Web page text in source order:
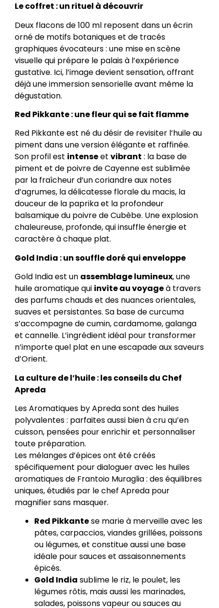
Le coffret : un rituel à découvrir
Deux flacons de 100 ml reposent dans un écrin
orné de motifs botaniques et de tracés
graphiques évocateurs : une mise en scène
visuelle qui prépare le palais à l’expérience
gustative. Ici, l’image devient sensation, offrant
déjà une immersion sensorielle avant même la
dégustation.
Red Pikkante : une fleur qui se fait flamme
Red Pikkante est né du désir de revisiter l’huile au
piment dans une version élégante et raffinée.
Son profil est intenseet vibrant : la base de
piment et de poivre de Cayenne est sublimée
par la fraîcheur d’un coriandre aux notes
d’agrumes, la délicatesse florale du macis, la
douceur de la paprika et la profondeur
balsamique du poivre de Cubèbe. Une explosion
chaleureuse, profonde, qui insuffle énergie et
caractère à chaque plat.
Gold India : un souffle doré qui enveloppe
Gold India est un assemblage lumineux, une
huile aromatique qui invite au voyageà travers
des parfums chauds et des nuances orientales,
suaves et persistantes. Sa base de curcuma
s’accompagne de cumin, cardamome, galanga
et cannelle. L’ingrédient idéal pour transformer
n’importe quel plat en une escapade aux saveurs
d’Orient.
La culture de l’huile : les conseils du Chef
Apreda
Les Aromatiques by Apreda sont des huiles
polyvalentes : parfaites aussi bien à cru qu’en
cuisson, pensées pour enrichir et personnaliser
toute préparation.
Les mélanges d’épices ont été créés
spécifiquement pour dialoguer avec les huiles
aromatiques de Frantoio Muraglia : des équilibres
uniques, étudiés par le chef Apreda pour
magnifier sans masquer.
Red Pikkantese marie à merveille avec les
pâtes, carpaccios, viandes grillées, poissons
ou légumes, et constitue aussi une base
idéale pour sauces et assaisonnements
épicés.
Gold India sublime le riz, le poulet, les
légumes rôtis, mais aussi les marinades,
salades, poissons vapeur ou sauces au